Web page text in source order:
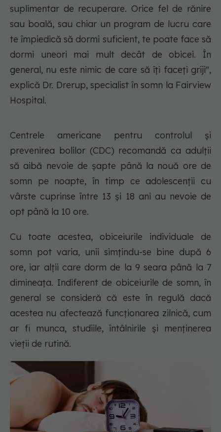
suplimentar de recuperare. Orice fel de rănire
sau boală, sau chiar un program de lucru care
te împiedică să dormi suficient, te poate face să
dormi uneori mai mult decât de obicei. În
general, nu este nimic de care să îți faceți griji",
explică Dr. Drerup, specialist în somn la Fairview
Hospital.
Centrele americane pentru controlul și
prevenirea bolilor (CDC) recomandă ca adulții
să aibă nevoie de șapte până la nouă ore de
somn pe noapte, în timp ce adolescenții cu
vârste cuprinse între 13 și 18 ani au nevoie de
opt până la 10 ore.
Cu toate acestea, obiceiurile individuale de
somn pot varia, unii simțindu-se bine după 6
ore, iar alții care dorm de la 9 seara până la 7
dimineața. Indiferent de obiceiurile de somn, în
general se consideră că este în regulă dacă
acestea nu afectează funcționarea zilnică, cum
ar fi munca, studiile, întâlnirile și menținerea
vieții de rutină.